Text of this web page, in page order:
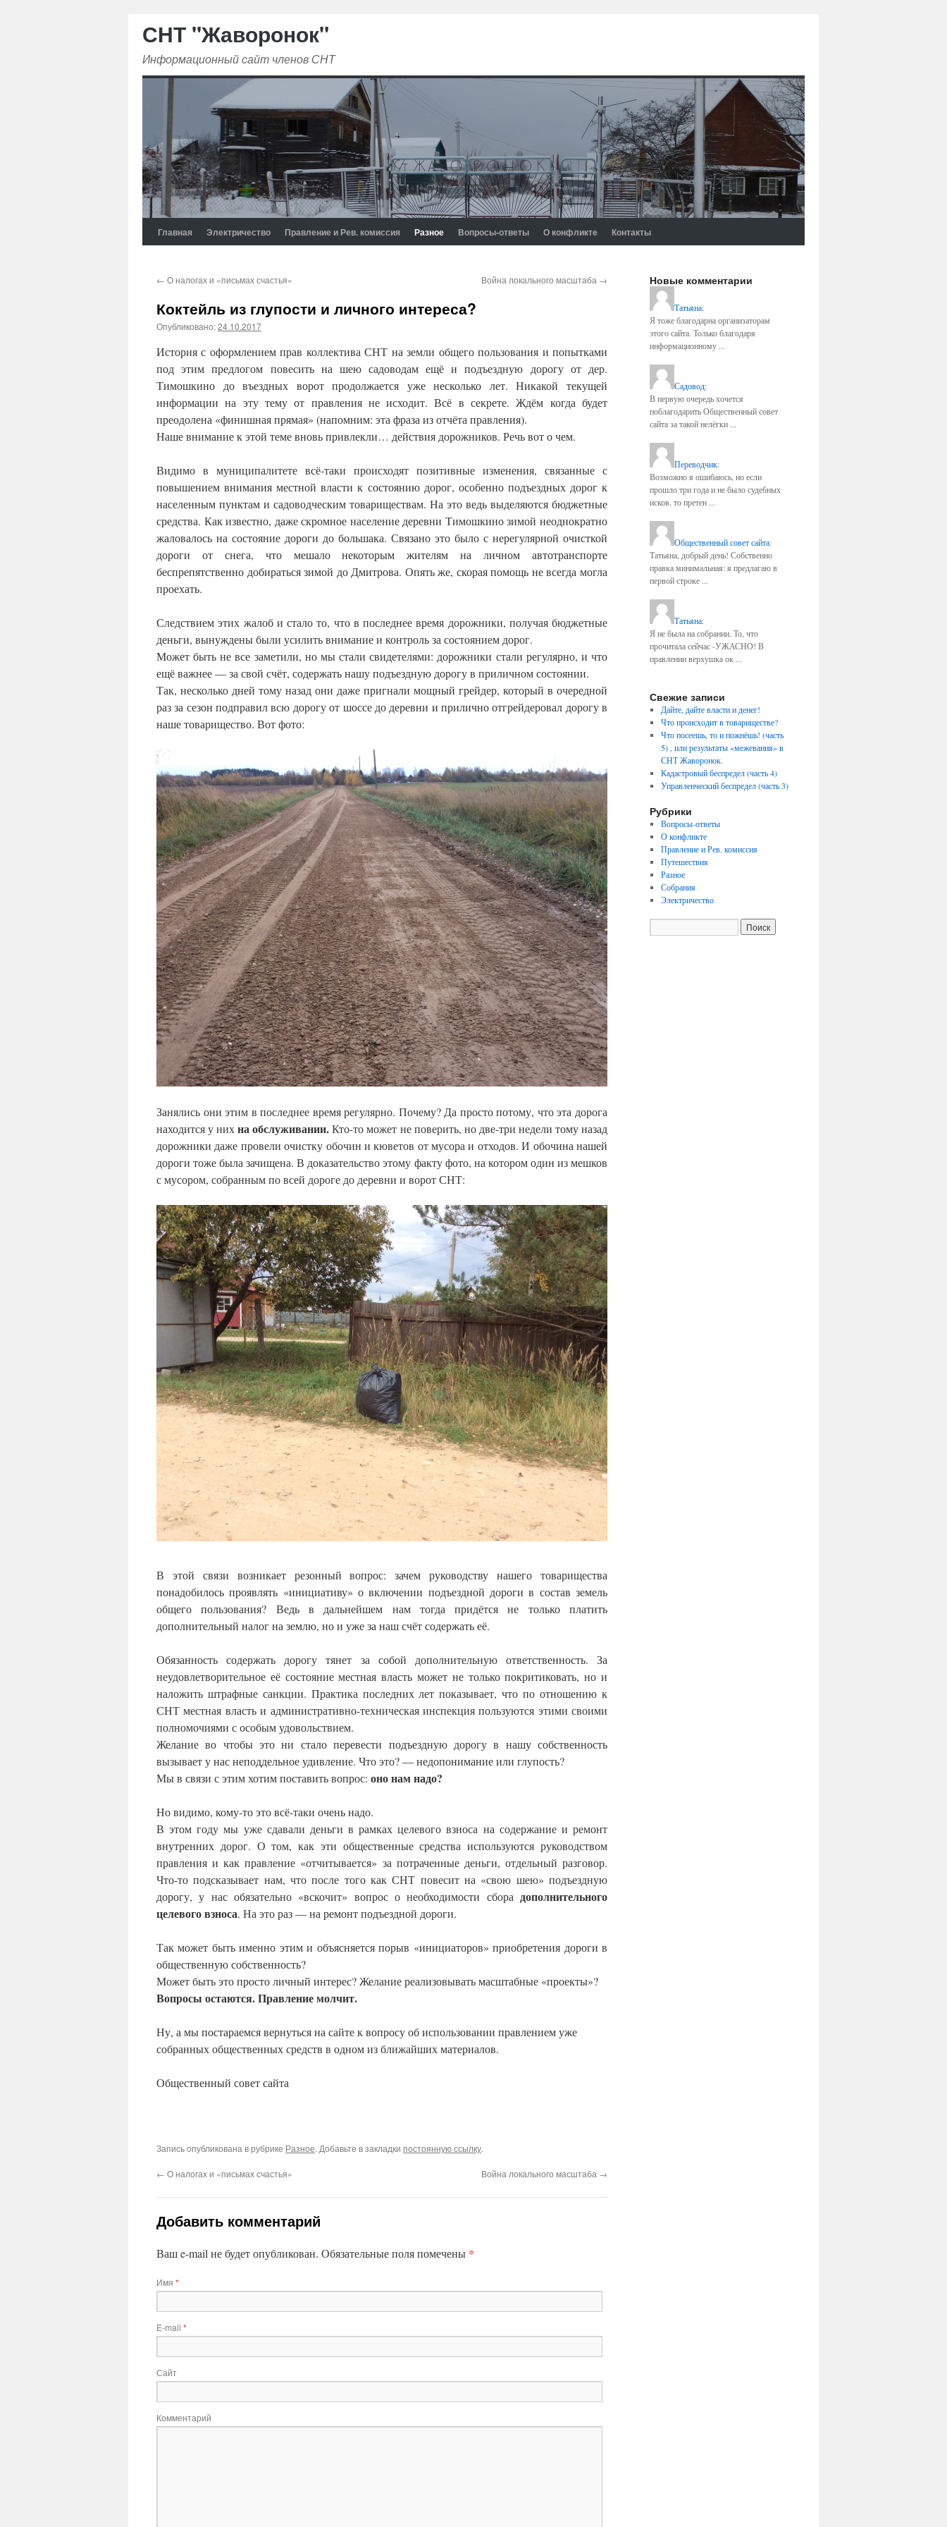
СНТ "Жаворонок"
Информационный сайт членов СНТ
Главная Электричество Правление и Рев. комиссия Разное Вопросы-ответы О конфликте Контакты
← О налогах и «письмах счастья» Война локального масштаба →
Коктейль из глупости и личного интереса?
Опубликовано:24.10.2017
История с оформлением прав коллектива СНТ на земли общего пользования и попытками
под этим предлогом повесить на шею садоводам ещё и подъездную дорогу от дер.
Тимошкино до въездных ворот продолжается уже несколько лет. Никакой текущей
информации на эту тему от правления не исходит. Всё в секрете. Ждём когда будет
преодолена «финишная прямая» (напомним: эта фраза из отчёта правления).
Наше внимание к этой теме вновь привлекли… действия дорожников. Речь вот о чем.
Видимо в муниципалитете всё-таки происходят позитивные изменения, связанные с
повышением внимания местной власти к состоянию дорог, особенно подъездных дорог к
населенным пунктам и садоводческим товариществам. На это ведь выделяются бюджетные
средства. Как известно, даже скромное население деревни Тимошкино зимой неоднократно
жаловалось на состояние дороги до большака. Связано это было с нерегулярной очисткой
дороги от снега, что мешало некоторым жителям на личном автотранспорте
беспрепятственно добираться зимой до Дмитрова. Опять же, скорая помощь не всегда могла
проехать.
Следствием этих жалоб и стало то, что в последнее время дорожники, получая бюджетные
деньги, вынуждены были усилить внимание и контроль за состоянием дорог.
Может быть не все заметили, но мы стали свидетелями: дорожники стали регулярно, и что
ещё важнее — за свой счёт, содержать нашу подъездную дорогу в приличном состоянии.
Так, несколько дней тому назад они даже пригнали мощный грейдер, который в очередной
раз за сезон подправил всю дорогу от шоссе до деревни и прилично отгрейдеровал дорогу в
наше товарищество. Вот фото:
Занялись они этим в последнее время регулярно. Почему? Да просто потому, что эта дорога
находится у нихна обслуживании.Кто-то может не поверить, но две-три недели тому назад
дорожники даже провели очистку обочин и кюветов от мусора и отходов. И обочина нашей
дороги тоже была зачищена. В доказательство этому факту фото, на котором один из мешков
с мусором, собранным по всей дороге до деревни и ворот СНТ:
В этой связи возникает резонный вопрос: зачем руководству нашего товарищества
понадобилось проявлять «инициативу» о включении подъездной дороги в состав земель
общего пользования? Ведь в дальнейшем нам тогда придётся не только платить
дополнительный налог на землю, но и уже за наш счёт содержать её.
Обязанность содержать дорогу тянет за собой дополнительную ответственность. За
неудовлетворительное её состояние местная власть может не только покритиковать, но и
наложить штрафные санкции. Практика последних лет показывает, что по отношению к
СНТ местная власть и административно-техническая инспекция пользуются этими своими
полномочиями с особым удовольствием.
Желание во чтобы это ни стало перевести подъездную дорогу в нашу собственность
вызывает у нас неподдельное удивление. Что это? — недопонимание или глупость?
Мы в связи с этим хотим поставить вопрос: оно нам надо?
Но видимо, кому-то это всё-таки очень надо.
В этом году мы уже сдавали деньги в рамках целевого взноса на содержание и ремонт
внутренних дорог. О том, как эти общественные средства используются руководством
правления и как правление «отчитывается» за потраченные деньги, отдельный разговор.
Что-то подсказывает нам, что после того как СНТ повесит на «свою шею» подъездную
дорогу, у нас обязательно «вскочит» вопрос о необходимости сбора дополнительного
целевого взноса. На это раз — на ремонт подъездной дороги.
Так может быть именно этим и объясняется порыв «инициаторов» приобретения дороги в
общественную собственность?
Может быть это просто личный интерес? Желание реализовывать масштабные «проекты»?
Вопросы остаются. Правление молчит.
Ну, а мы постараемся вернуться на сайте к вопросу об использовании правлением уже
собранных общественных средств в одном из ближайших материалов.
Общественный совет сайта
Запись опубликована в рубрике Разное. Добавьте в закладки постоянную ссылку.
← О налогах и «письмах счастья» Война локального масштаба →
Добавить комментарий
Ваш e-mail не будет опубликован. Обязательные поля помечены *
Имя *
E-mail *
Сайт
Комментарий
Новые комментарии
Татьяна:
Я тоже благодарна организаторам
этого сайта. Только благодаря
информационному ...
Садовод:
В первую очередь хочется
поблагодарить Общественный совет
сайта за такой нелёгки ...
Переводчик:
Возможно я ошибаюсь, но если
прошло три года и не было судебных
исков, то претен ...
Общественный совет сайта:
Татьяна, добрый день! Собственно
правка минимальная: я предлагаю в
первой строке ...
Татьяна:
Я не была на собрании. То, что
прочитала сейчас -УЖАСНО! В
правлении верхушка ок ...
Свежие записи
Дайте, дайте власти и денег!
Что происходит в товариществе?
Что посеешь, то и пожнёшь! (часть
5) , или результаты «межевания» в
СНТ Жаворонок.
Кадастровый беспредел (часть 4)
Управленческий беспредел (часть 3)
Рубрики
Вопросы-ответы
О конфликте
Правление и Рев. комиссия
Путешествия
Разное
Собрания
Электричество